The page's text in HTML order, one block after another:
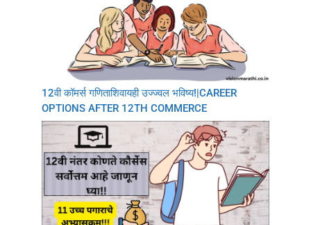
12वी कॉमर्स गणिताशिवायही उज्ज्वल भविष्य!|CAREER
OPTIONS AFTER 12TH COMMERCE